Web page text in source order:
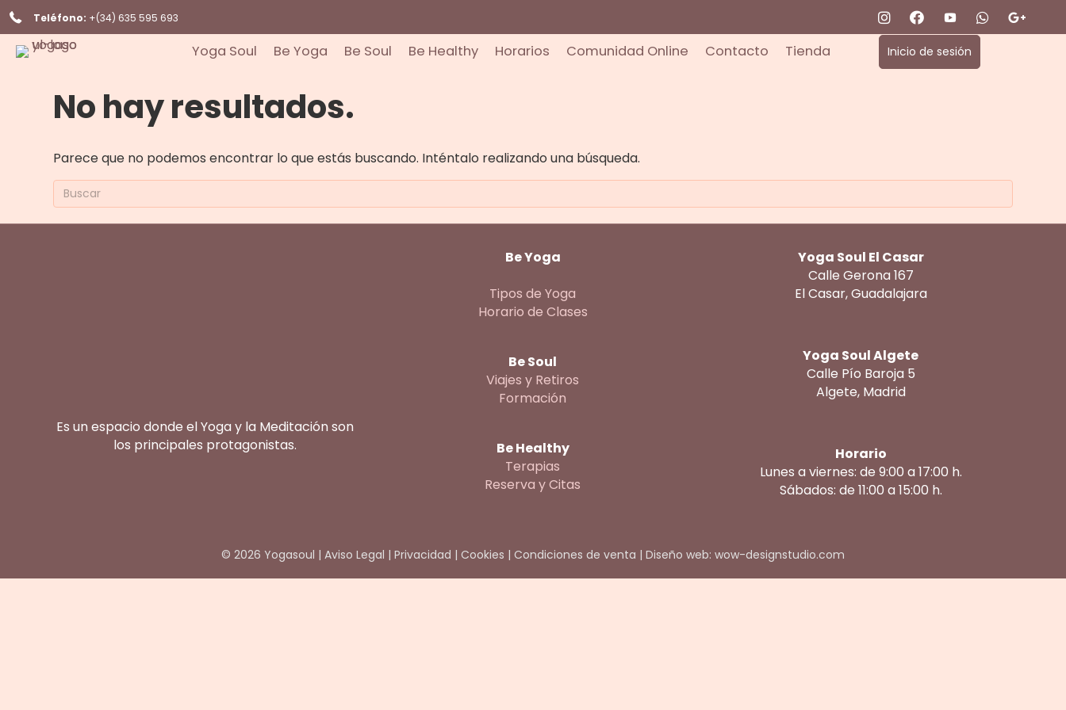
Teléfono: +(34) 635 595 693
Yoga Soul Be Yoga Be Soul Be Healthy Horarios Comunidad Online Contacto Tienda Inicio de sesión
No hay resultados.
Parece que no podemos encontrar lo que estás buscando. Inténtalo realizando una búsqueda.
Es un espacio donde el Yoga y la Meditación son
los principales protagonistas.
Be Yoga
Tipos de Yoga
Horario de Clases
Be Soul
Viajes y Retiros
Formación
Be Healthy
Terapias
Reserva y Citas
Yoga Soul El Casar
Calle Gerona 167
El Casar, Guadalajara
Yoga Soul Algete
Calle Pío Baroja 5
Algete, Madrid
Horario
Lunes a viernes: de 9:00 a 17:00 h.
Sábados: de 11:00 a 15:00 h.
© 2026 Yogasoul | Aviso Legal | Privacidad | Cookies | Condiciones de venta | Diseño web: wow-designstudio.com